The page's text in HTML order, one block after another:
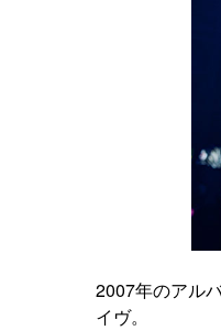
2007年のアル
イヴ。